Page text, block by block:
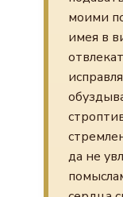
моими
имея в
да не